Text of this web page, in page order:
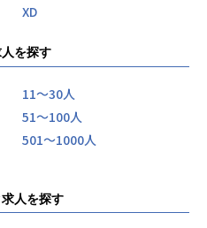
XD
を探す
11〜30人
51〜100人
501〜1000人
人を探す